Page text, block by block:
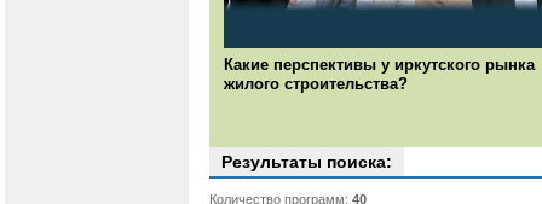
Какие перспективы у иркутского рынка
жилого строительства?
Результаты поиска:
Количество программ: 40